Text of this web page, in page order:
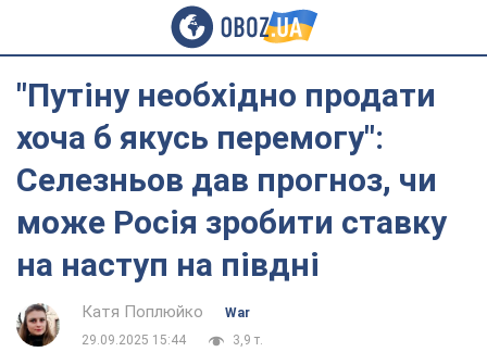
"Путіну необхідно продати
хоча б якусь перемогу":
Селезньов дав прогноз, чи
може Росія зробити ставку
на наступ на півдні
Катя Поплюйко
War
29.09.2025 15:44
3,9 т.